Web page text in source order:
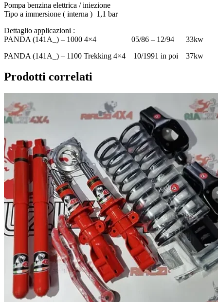
Pompa benzina elettrica / iniezione
Tipo a immersione ( interna ) 1,1 bar
Dettaglio applicazioni :
PANDA (141A_) – 1000 4×4 05/86 – 12/94 33kw
PANDA (141A_) – 1100 Trekking 4×4 10/1991 in poi 37kw
Prodotti correlati